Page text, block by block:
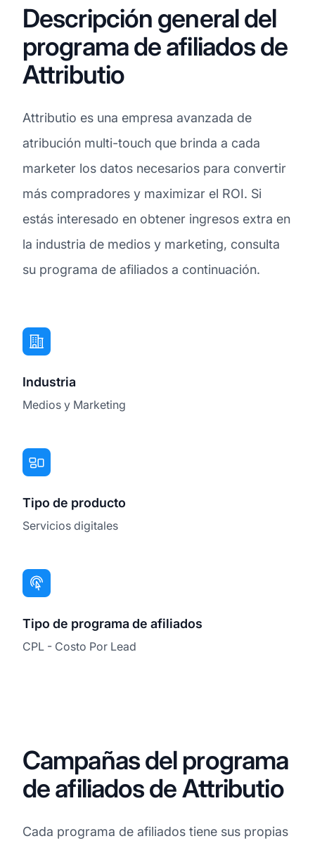
Descripción general del
programa de afiliados de
Attributio
Attributio es una empresa avanzada de
atribución multi-touch que brinda a cada
marketer los datos necesarios para convertir
más compradores y maximizar el ROI. Si
estás interesado en obtener ingresos extra en
la industria de medios y marketing, consulta
su programa de afiliados a continuación.
Industria
Medios y Marketing
Tipo de producto
Servicios digitales
Tipo de programa de afiliados
CPL - Costo Por Lead
Campañas del programa
de afiliados de Attributio
Cada programa de afiliados tiene sus propias